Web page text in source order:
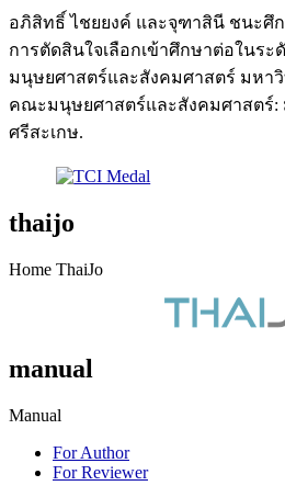
อภิสิทธิ์ ไชยยงค์ และจุฑาสินี ชนะศึก
การตัดสินใจเลือกเข้าศึกษาต่อในร
มนุษยศาสตร์และสังคมศาสตร์ มหา
คณะมนุษยศาสตร์และสังคมศาสตร์:
ศรีสะเกษ.
thaijo
Home ThaiJo
manual
Manual
For Author
For Reviewer